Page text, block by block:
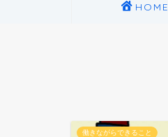
HOME
働きながらできること